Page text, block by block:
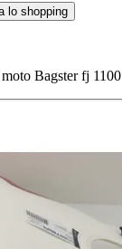
lo shopping
Bagster fj 1100